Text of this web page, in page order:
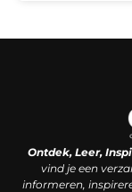
Ontdek, Leer,
vind je een
informeren,